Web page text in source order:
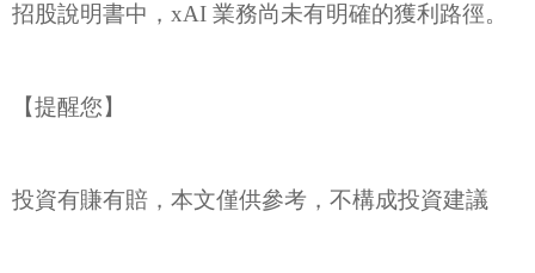
招股說明書中，xAI 業務尚未有明確的獲利路徑。
【提醒您】
投資有賺有賠，本文僅供參考，不構成投資建議